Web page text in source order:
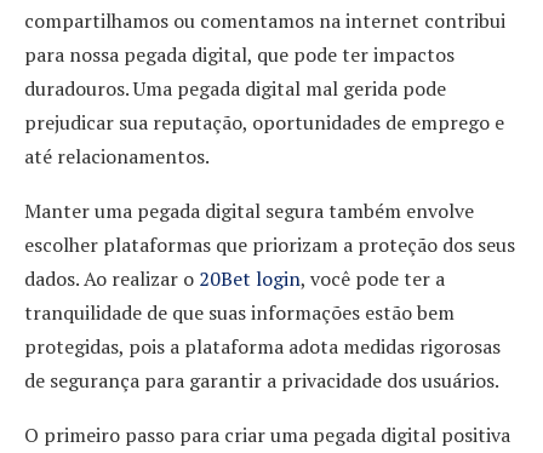
compartilhamos ou comentamos na internet contribui
para nossa pegada digital, que pode ter impactos
duradouros. Uma pegada digital mal gerida pode
prejudicar sua reputação, oportunidades de emprego e
até relacionamentos.
Manter uma pegada digital segura também envolve
escolher plataformas que priorizam a proteção dos seus
dados. Ao realizar o 20Bet login, você pode ter a
tranquilidade de que suas informações estão bem
protegidas, pois a plataforma adota medidas rigorosas
de segurança para garantir a privacidade dos usuários.
O primeiro passo para criar uma pegada digital positiva